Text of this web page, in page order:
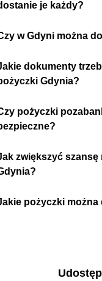
je każdy?
w Gdyni można
dokumenty
Gdynia?
pożyczki
zwiększyć
pożyczki można